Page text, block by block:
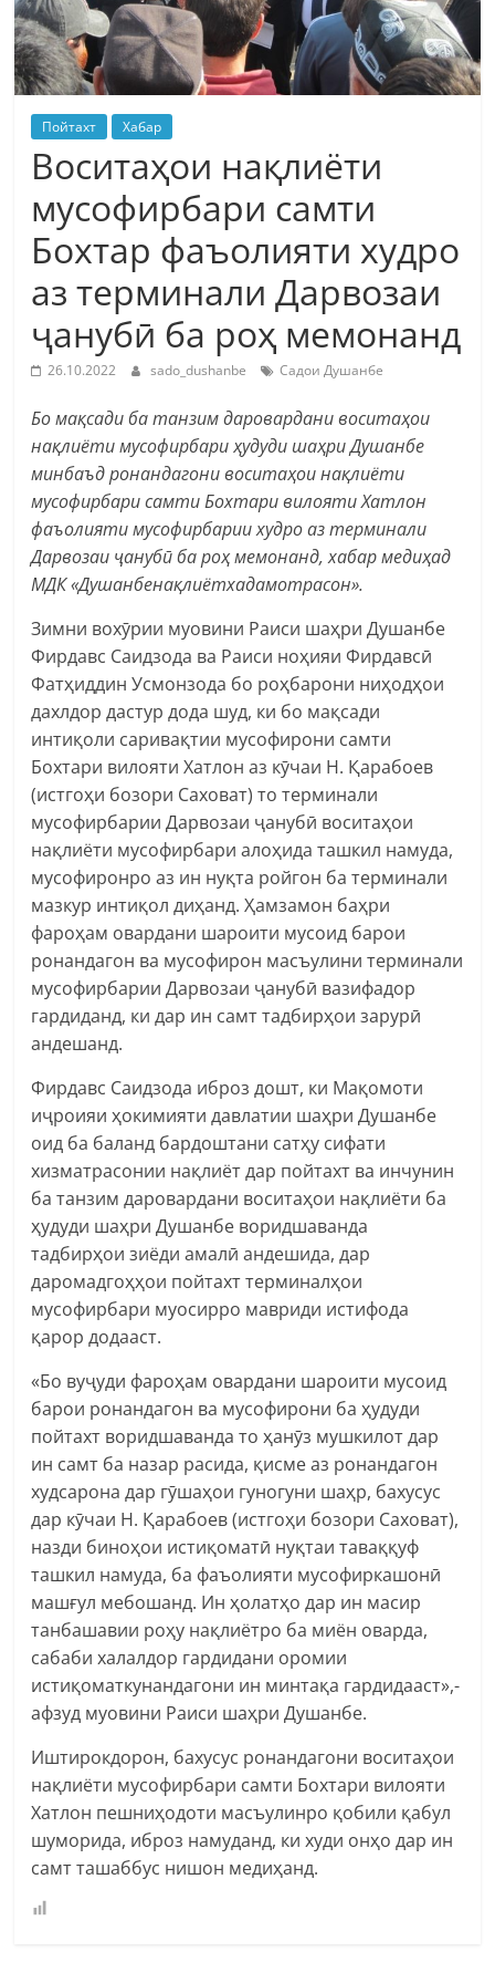
Пойтахт Хабар
Воситаҳои нақлиёти
мусофирбари самти
Бохтар фаъолияти худро
аз терминали Дарвозаи
ҷанубӣ ба роҳ мемонанд
26.10.2022 sado_dushanbe Садои Душанбе
Бо мақсади ба танзим даровардани воситаҳои
нақлиёти мусофирбари ҳудуди шаҳри Душанбе
минбаъд ронандагони воситаҳои нақлиёти
мусофирбари самти Бохтари вилояти Хатлон
фаъолияти мусофирбарии худро аз терминали
Дарвозаи ҷанубӣ ба роҳ мемонанд, хабар медиҳад
МДК «Душанбенақлиётхадамотрасон».
Зимни вохӯрии муовини Раиси шаҳри Душанбе
Фирдавс Саидзода ва Раиси ноҳияи Фирдавсӣ
Фатҳиддин Усмонзода бо роҳбарони ниҳодҳои
дахлдор дастур дода шуд, ки бо мақсади
интиқоли саривақтии мусофирони самти
Бохтари вилояти Хатлон аз кӯчаи Н. Қарабоев
(истгоҳи бозори Саховат) то терминали
мусофирбарии Дарвозаи ҷанубӣ воситаҳои
нақлиёти мусофирбари алоҳида ташкил намуда,
мусофиронро аз ин нуқта ройгон ба терминали
мазкур интиқол диҳанд. Ҳамзамон баҳри
фароҳам овардани шароити мусоид барои
ронандагон ва мусофирон масъулини терминали
мусофирбарии Дарвозаи ҷанубӣ вазифадор
гардиданд, ки дар ин самт тадбирҳои зарурӣ
андешанд.
Фирдавс Саидзода иброз дошт, ки Мақомоти
иҷроияи ҳокимияти давлатии шаҳри Душанбе
оид ба баланд бардоштани сатҳу сифати
хизматрасонии нақлиёт дар пойтахт ва инчунин
ба танзим даровардани воситаҳои нақлиёти ба
ҳудуди шаҳри Душанбе воридшаванда
тадбирҳои зиёди амалӣ андешида, дар
даромадгоҳҳои пойтахт терминалҳои
мусофирбари муосирро мавриди истифода
қарор додааст.
«Бо вуҷуди фароҳам овардани шароити мусоид
барои ронандагон ва мусофирони ба ҳудуди
пойтахт воридшаванда то ҳанӯз мушкилот дар
ин самт ба назар расида, қисме аз ронандагон
худсарона дар гӯшаҳои гуногуни шаҳр, бахусус
дар кӯчаи Н. Қарабоев (истгоҳи бозори Саховат),
назди биноҳои истиқоматӣ нуқтаи таваққуф
ташкил намуда, ба фаъолияти мусофиркашонӣ
машғул мебошанд. Ин ҳолатҳо дар ин масир
танбашавии роҳу нақлиётро ба миён оварда,
сабаби халалдор гардидани оромии
истиқоматкунандагони ин минтақа гардидааст»,-
афзуд муовини Раиси шаҳри Душанбе.
Иштирокдорон, бахусус ронандагони воситаҳои
нақлиёти мусофирбари самти Бохтари вилояти
Хатлон пешниҳодоти масъулинро қобили қабул
шуморида, иброз намуданд, ки худи онҳо дар ин
самт ташаббус нишон медиҳанд.